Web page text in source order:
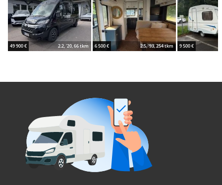
49 900 € 2.2, '20, 66 tkm 6 500 € 2.5, '93, 254 tkm 9 500 €